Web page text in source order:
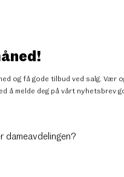
og få gode tilbud ved salg. Vær
å melde deg på vårt nyhetsbrev
dameavdelingen?